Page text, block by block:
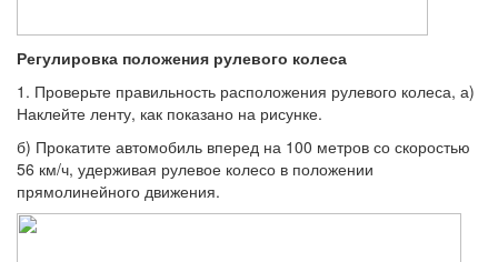
Регулировка положения рулевого колеса
1. Проверьте правильность расположения рулевого колеса, а)
Наклейте ленту, как показано на рисунке.
б) Прокатите автомобиль вперед на 100 метров со скоростью
56 км/ч, удерживая рулевое колесо в положении
прямолинейного движения.